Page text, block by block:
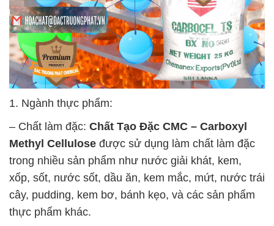
1. Ngành thực phẩm:
– Chất làm đặc: Chất Tạo Đặc CMC – Carboxyl
Methyl Cellulose được sử dụng làm chất làm đặc
trong nhiều sản phẩm như nước giải khát, kem,
xốp, sốt, nước sốt, dầu ăn, kem mắc, mứt, nước trái
cây, pudding, kem bơ, bánh kẹo, và các sản phẩm
thực phẩm khác.